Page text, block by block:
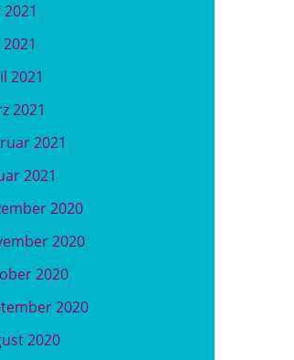
2021
2021
2021
2021
2021
2020
2020
2020
2020
2020